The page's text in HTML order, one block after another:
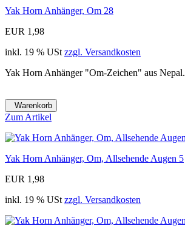
Yak Horn Anhänger, Om 28
EUR 1,98
inkl. 19 % USt zzgl. Versandkosten
Yak Horn Anhänger "Om-Zeichen" aus Nepal.
Warenkorb
Zum Artikel
Yak Horn Anhänger, Om, Allsehende Augen 5
EUR 1,98
inkl. 19 % USt zzgl. Versandkosten